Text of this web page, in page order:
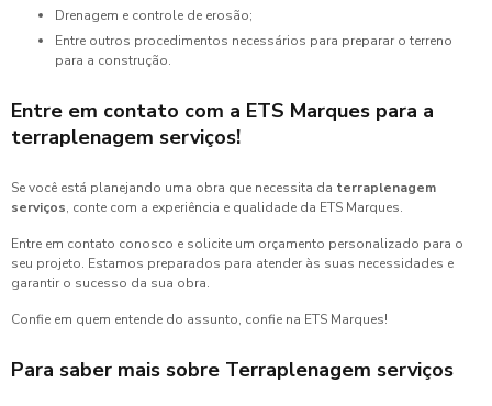
Drenagem e controle de erosão;
Entre outros procedimentos necessários para preparar o terreno
para a construção.
Entre em contato com a ETS Marques para a
terraplenagem serviços!
Se você está planejando uma obra que necessita da terraplenagem
serviços, conte com a experiência e qualidade da ETS Marques.
Entre em contato conosco e solicite um orçamento personalizado para o
seu projeto. Estamos preparados para atender às suas necessidades e
garantir o sucesso da sua obra.
Confie em quem entende do assunto, confie na ETS Marques!
Para saber mais sobre Terraplenagem serviços